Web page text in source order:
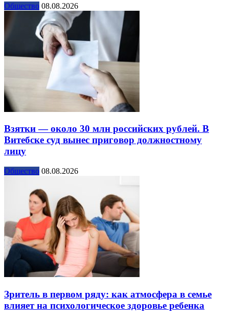
Общество 08.08.2026
Взятки — около 30 млн российских рублей. В
Витебске суд вынес приговор должностному
лицу
Общество 08.08.2026
Зритель в первом ряду: как атмосфера в семье
влияет на психологическое здоровье ребенка